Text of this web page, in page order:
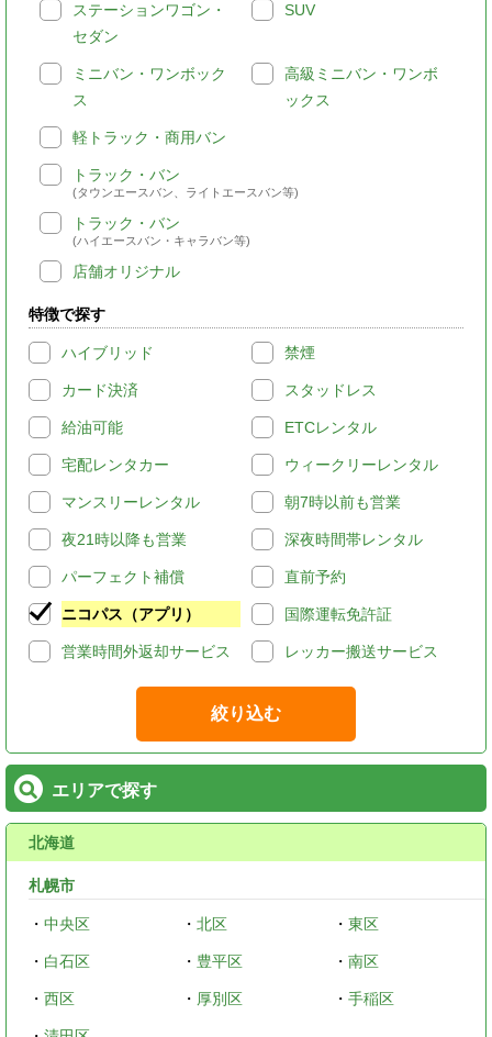
ステーションワゴン・
セダン
SUV
ミニバン・ワンボック
ス
高級ミニバン・ワンボ
ックス
軽トラック・商用バン
トラック・バン
(タウンエースバン、ライトエースバン等)
トラック・バン
(ハイエースバン・キャラバン等)
店舗オリジナル
特徴で探す
ハイブリッド 禁煙
カード決済 スタッドレス
給油可能 ETCレンタル
宅配レンタカー ウィークリーレンタル
マンスリーレンタル 朝7時以前も営業
夜21時以降も営業 深夜時間帯レンタル
パーフェクト補償 直前予約
ニコパス（アプリ） 国際運転免許証
営業時間外返却サービス レッカー搬送サービス
絞り込む
エリアで探す
北海道
札幌市
・ 中央区 ・ 北区 ・東区
・ 白石区 ・ 豊平区 ・南区
・ 西区 ・ 厚別区 ・手稲区